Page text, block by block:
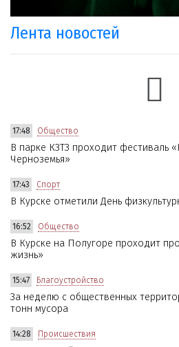
Лента новостей
17:48 Общество
В парке КЗТЗ проходит фестиваль
Черноземья»
17:43 Спорт
В Курске отметили День
16:52 Общество
В Курске на Полугоре проходит
жизнь»
15:47 Благоустройство
За неделю с общественных
тонн мусора
14:28 Происшествия